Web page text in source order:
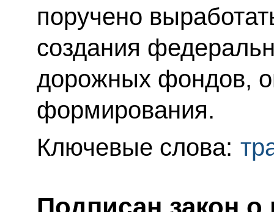
поручено
создания
дорожных фондов,
формирования.
Ключевые слова: